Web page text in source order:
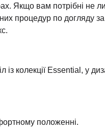
Якщо вам потрібні не
процедур по догляду за
колекції Essential, у
положенні.